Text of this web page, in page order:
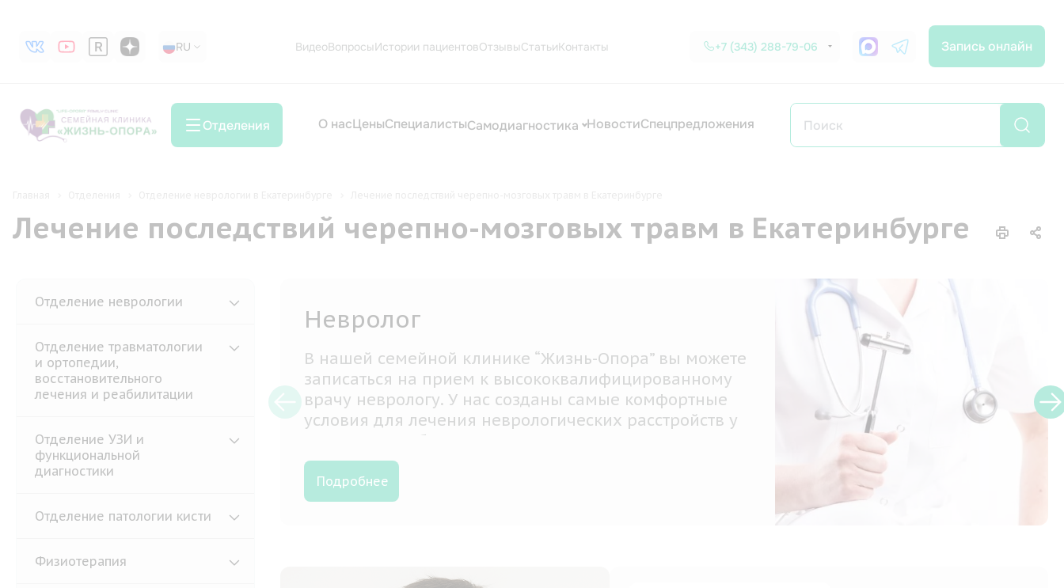
RU
RU ВидеоВопросыИстории пациентовОтзывыСтатьиКонтакты +7 (343) 288-79-06 Запись онлайн
Отделения О насЦеныСпециалистыСамодиагностика НовостиСпецпредложения
Лечение последствий черепно-мозговых травм в Екатеринбурге
Отделение неврологии
Отделение травматологии
и ортопедии,
восстановительного
лечения и реабилитации
Отделение УЗИ и
функциональной
диагностики
Отделение патологии кисти
Физиотерапия
Кардиолог
Патологии сердечно-сосудистой системы опасны своими
осложнениями, причем многие из них несут угрозу для
жизни. Своевременное обращение к кардиологу – залог
долголетия и здоровья вашего сердца и сосудов
Подробнее